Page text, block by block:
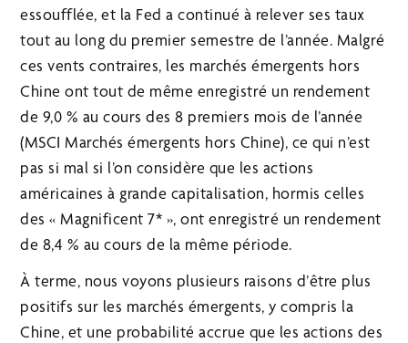
essoufflée, et la Fed a continué à relever ses taux
tout au long du premier semestre de l’année. Malgré
ces vents contraires, les marchés émergents hors
Chine ont tout de même enregistré un rendement
de 9,0 % au cours des 8 premiers mois de l’année
(MSCI Marchés émergents hors Chine), ce qui n’est
pas si mal si l’on considère que les actions
américaines à grande capitalisation, hormis celles
des « Magnificent 7* », ont enregistré un rendement
de 8,4 % au cours de la même période.
À terme, nous voyons plusieurs raisons d’être plus
positifs sur les marchés émergents, y compris la
Chine, et une probabilité accrue que les actions des